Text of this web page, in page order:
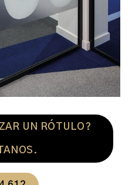
UN RÓTULO?